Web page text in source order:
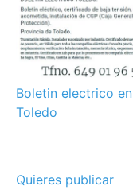
Boletin electrico en
Toledo
Quieres publicar